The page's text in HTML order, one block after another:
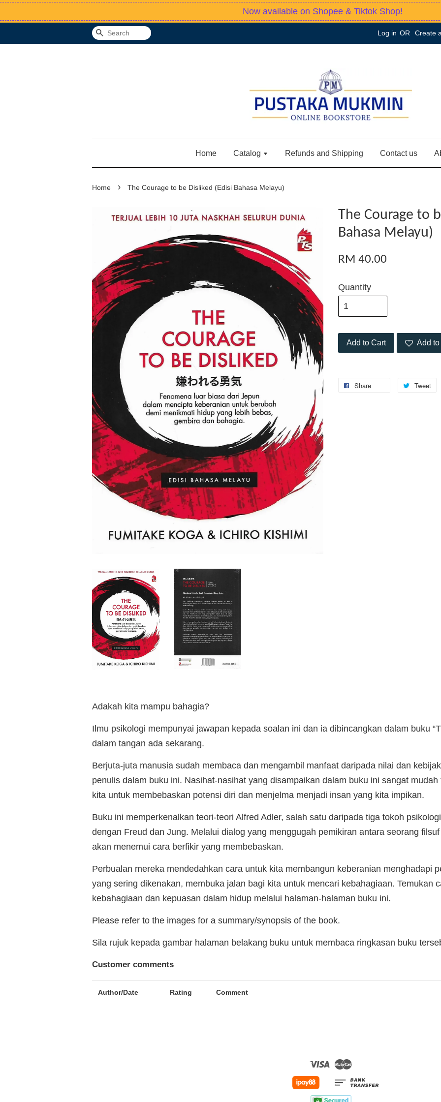
Now available on Shopee & Tiktok Shop!
Search Log in OR Create
Home Catalog Refunds and Shipping Contact us
Home › The Courage to be Disliked (Edisi Bahasa Melayu)
The Courage to
Bahasa Melayu)
RM 40.00
Quantity
Add to Cart Add
Share Tweet
Adakah kita mampu bahagia?
Ilmu psikologi mempunyai jawapan kepada soalan ini dan ia dibincangkan dalam buku
dalam tangan ada sekarang.
Berjuta-juta manusia sudah membaca dan mengambil manfaat daripada nilai dan
penulis dalam buku ini. Nasihat-nasihat yang disampaikan dalam buku ini sangat
kita untuk membebaskan potensi diri dan menjelma menjadi insan yang kita impikan.
Buku ini memperkenalkan teori-teori Alfred Adler, salah satu daripada tiga tokoh
dengan Freud dan Jung. Melalui dialog yang menggugah pemikiran antara seorang
akan menemui cara berfikir yang membebaskan.
Perbualan mereka mendedahkan cara untuk kita membangun keberanian menghadapi
yang sering dikenakan, membuka jalan bagi kita untuk mencari kebahagiaan. Temukan
kebahagiaan dan kepuasan dalam hidup melalui halaman-halaman buku ini.
Please refer to the images for a summary/synopsis of the book.
Sila rujuk kepada gambar halaman belakang buku untuk membaca ringkasan buku
Customer comments
Author/Date Rating Comment
Visa